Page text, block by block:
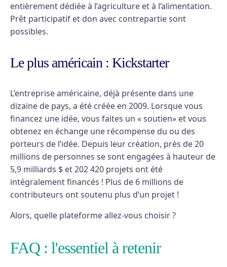
entièrement dédiée à l’agriculture et à l’alimentation.
Prêt participatif et don avec contrepartie sont
possibles.
Le plus américain : Kickstarter
L’entreprise américaine, déjà présente dans une
dizaine de pays, a été créée en 2009. Lorsque vous
financez une idée, vous faites un « soutien» et vous
obtenez en échange une récompense du ou des
porteurs de l’idée. Depuis leur création, près de 20
millions de personnes se sont engagées à hauteur de
5,9 milliards $ et 202 420 projets ont été
intégralement financés ! Plus de 6 millions de
contributeurs ont soutenu plus d’un projet !
Alors, quelle plateforme allez-vous choisir ?
FAQ : l'essentiel à retenir